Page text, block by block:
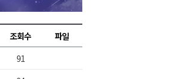
2026년 08월 07일(금)
2026년 08월 07일(금)
2026년 08월 07일(금)
2026년 08월 07일(금)
조회수
파일
91